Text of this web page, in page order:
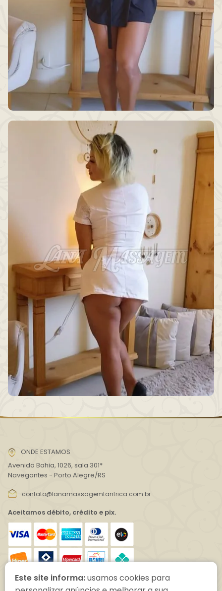
ONDE ESTAMOS
Avenida Bahia, 1026, sala 301*
Navegantes - Porto Alegre/RS
contato@lanamassagemtantrica.com.br
Aceitamos débito, crédito e pix.
(51) 99291-2434
Este site informa:usamos cookies para